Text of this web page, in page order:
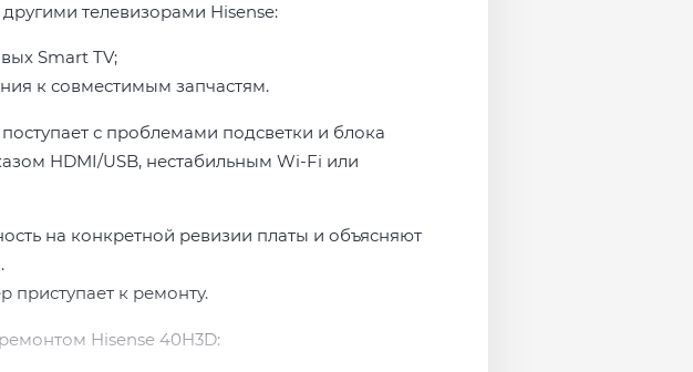
телевизорами Hisense:
Smart TV;
к совместимым запчастям.
с проблемами подсветки и блока
HDMI/USB, нестабильным Wi-Fi или
на конкретной ревизии платы и объясняют
приступает к ремонту.
Hisense 40H3D: